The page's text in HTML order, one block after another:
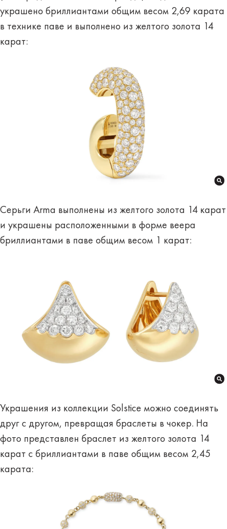
украшено бриллиантами общим весом 2,69 карата
в технике паве и выполнено из желтого золота 14
карат:
Серьги Arma выполнены из желтого золота 14 карат
и украшены расположенными в форме веера
бриллиантами в паве общим весом 1 карат:
Украшения из коллекции Solstice можно соединять
друг с другом, превращая браслеты в чокер. На
фото представлен браслет из желтого золота 14
карат с бриллиантами в паве общим весом 2,45
карата: